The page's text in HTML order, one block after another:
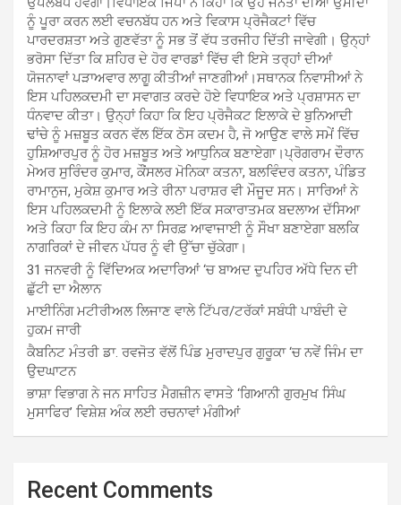
ਨੂੰ ਪੂਰਾ ਕਰਨ ਲਈ ਵਚਨਬੱਧ ਹਨ ਅਤੇ ਵਿਕਾਸ ਪ੍ਰੋਜੈਕਟਾਂ ਵਿੱਚ
ਪਾਰਦਰਸ਼ਤਾ ਅਤੇ ਗੁਣਵੱਤਾ ਨੂੰ ਸਭ ਤੋਂ ਵੱਧ ਤਰਜੀਹ ਦਿੱਤੀ ਜਾਵੇਗੀ। ਉਨ੍ਹਾਂ
ਭਰੋਸਾ ਦਿੱਤਾ ਕਿ ਸ਼ਹਿਰ ਦੇ ਹੋਰ ਵਾਰਡਾਂ ਵਿੱਚ ਵੀ ਇਸੇ ਤਰ੍ਹਾਂ ਦੀਆਂ
ਯੋਜਨਾਵਾਂ ਪੜਾਅਵਾਰ ਲਾਗੂ ਕੀਤੀਆਂ ਜਾਣਗੀਆਂ।ਸਥਾਨਕ ਨਿਵਾਸੀਆਂ ਨੇ
ਇਸ ਪਹਿਲਕਦਮੀ ਦਾ ਸਵਾਗਤ ਕਰਦੇ ਹੋਏ ਵਿਧਾਇਕ ਅਤੇ ਪ੍ਰਸ਼ਾਸਨ ਦਾ
ਧੰਨਵਾਦ ਕੀਤਾ। ਉਨ੍ਹਾਂ ਕਿਹਾ ਕਿ ਇਹ ਪ੍ਰੋਜੈਕਟ ਇਲਾਕੇ ਦੇ ਬੁਨਿਆਦੀ
ਢਾਂਚੇ ਨੂੰ ਮਜ਼ਬੂਤ ਕਰਨ ਵੱਲ ਇੱਕ ਠੋਸ ਕਦਮ ਹੈ, ਜੋ ਆਉਣ ਵਾਲੇ ਸਮੇਂ ਵਿੱਚ
ਹੁਸ਼ਿਆਰਪੁਰ ਨੂੰ ਹੋਰ ਮਜ਼ਬੂਤ ਅਤੇ ਆਧੁਨਿਕ ਬਣਾਏਗਾ।ਪ੍ਰੋਗਰਾਮ ਦੌਰਾਨ
ਮੇਅਰ ਸੁਰਿੰਦਰ ਕੁਮਾਰ, ਕੌਂਸਲਰ ਮੋਨਿਕਾ ਕਤਨਾ, ਬਲਵਿੰਦਰ ਕਤਨਾ, ਪੰਡਿਤ
ਰਾਮਾਨੁਜ, ਮੁਕੇਸ਼ ਕੁਮਾਰ ਅਤੇ ਰੀਨਾ ਪਰਾਸ਼ਰ ਵੀ ਮੌਜੂਦ ਸਨ। ਸਾਰਿਆਂ ਨੇ
ਇਸ ਪਹਿਲਕਦਮੀ ਨੂੰ ਇਲਾਕੇ ਲਈ ਇੱਕ ਸਕਾਰਾਤਮਕ ਬਦਲਾਅ ਦੱਸਿਆ
ਅਤੇ ਕਿਹਾ ਕਿ ਇਹ ਕੰਮ ਨਾ ਸਿਰਫ਼ ਆਵਾਜਾਈ ਨੂੰ ਸੌਖਾ ਬਣਾਏਗਾ ਬਲਕਿ
ਨਾਗਰਿਕਾਂ ਦੇ ਜੀਵਨ ਪੱਧਰ ਨੂੰ ਵੀ ਉੱਚਾ ਚੁੱਕੇਗਾ।
31 ਜਨਵਰੀ ਨੂੰ ਵਿੱਦਿਅਕ ਅਦਾਰਿਆਂ ‘ਚ ਬਾਅਦ ਦੁਪਹਿਰ ਅੱਧੇ ਦਿਨ ਦੀ
ਛੁੱਟੀ ਦਾ ਐਲਾਨ
ਮਾਈਨਿੰਗ ਮਟੀਰੀਅਲ ਲਿਜਾਣ ਵਾਲੇ ਟਿੱਪਰ/ਟਰੱਕਾਂ ਸਬੰਧੀ ਪਾਬੰਦੀ ਦੇ
ਹੁਕਮ ਜਾਰੀ
ਕੈਬਨਿਟ ਮੰਤਰੀ ਡਾ. ਰਵਜੋਤ ਵੱਲੋਂ ਪਿੰਡ ਮੁਰਾਦਪੁਰ ਗੁਰੂਕਾ ‘ਚ ਨਵੇਂ ਜਿੰਮ ਦਾ
ਉਦਘਾਟਨ
ਭਾਸ਼ਾ ਵਿਭਾਗ ਨੇ ਜਨ ਸਾਹਿਤ ਮੈਗਜ਼ੀਨ ਵਾਸਤੇ ‘ਗਿਆਨੀ ਗੁਰਮੁਖ ਸਿੰਘ
ਮੁਸਾਫਿਰ’ ਵਿਸ਼ੇਸ਼ ਅੰਕ ਲਈ ਰਚਨਾਵਾਂ ਮੰਗੀਆਂ
Recent Comments